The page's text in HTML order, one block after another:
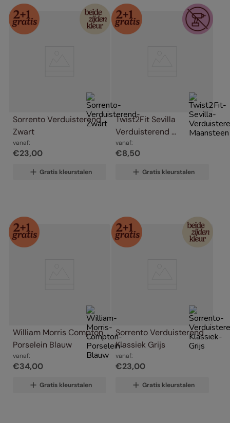
Sorrento Verduisterend
Zwart
vanaf:
€23,00
Gratis kleurstalen
Twist2Fit Sevilla
Verduisterend
Maansteen
vanaf:
€8,50
Gratis kleurstalen
William Morris Compton
Porselein Blauw
vanaf:
€34,00
Gratis kleurstalen
Sorrento Verduisterend
Klassiek Grijs
vanaf:
€23,00
Gratis kleurstalen